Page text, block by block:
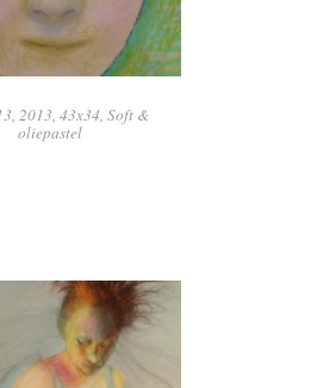
2013, 43x34, Soft &
oliepastel